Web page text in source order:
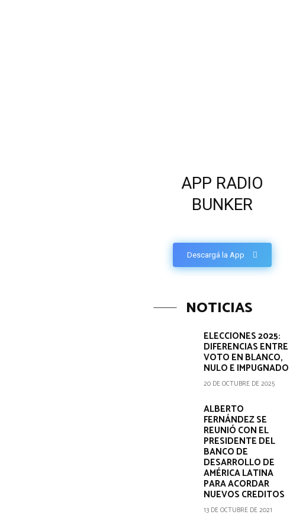
APP RADIO
BUNKER
Descargá la App
NOTICIAS
ELECCIONES 2025:
DIFERENCIAS ENTRE
VOTO EN BLANCO,
NULO E IMPUGNADO
20 DE OCTUBRE DE 2025
ALBERTO
FERNÁNDEZ SE
REUNIÓ CON EL
PRESIDENTE DEL
BANCO DE
DESARROLLO DE
AMÉRICA LATINA
PARA ACORDAR
NUEVOS CREDITOS
13 DE OCTUBRE DE 2021